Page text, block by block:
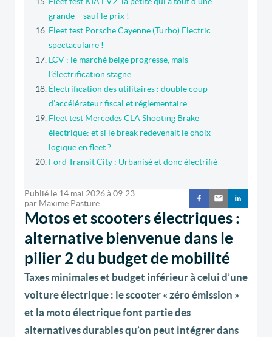
grande – sauf le prix !
Fleet test Porsche Cayenne (Turbo) Electric :
spectaculaire !
LCV : le marché belge progresse, mais
l’électrification stagne
Électrification des utilitaires : double coup
d’accélérateur fiscal et réglementaire
Fleet test Mercedes CLA Shooting Brake
électrique: et si le break redevenait le choix
logique en fleet ?
Ford Transit City : Urbanisé et donc électrifié
Publié le 14 mai 2026à09:23
par Maxime Pasture
Motos et scooters électriques :
alternative bienvenue dans le
pilier 2 du budget de mobilité
Taxes minimales et budget inférieur à celui d’une
voiture électrique : le scooter « zéro émission »
et la moto électrique font partie des
alternatives durables qu’on peut intégrer dans